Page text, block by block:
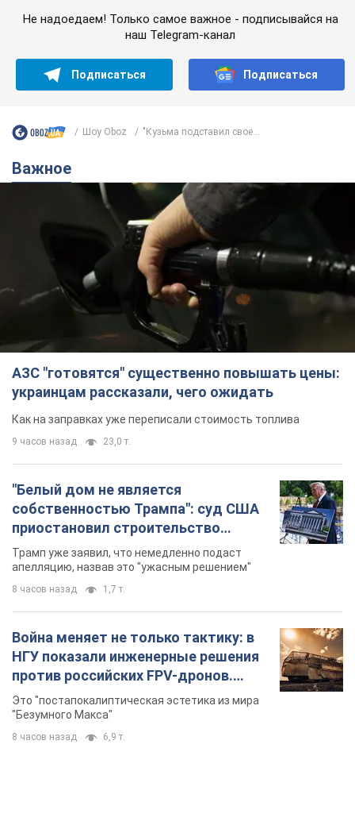
Важное
АЗС "готовятся" существенно повышать цены:
украинцам рассказали, чего ожидать
Как на заправках уже переписали стоимость топлива
9 часов назад
"Белый дом не является
собственностью Трампа": суд США
приостановил строительство
бального зала стоимостью 400 млн
Трамп уже заявил, что немедленно подаст
Война меняет не только тактику: в
НГУ показали инженерные решения
против российских FPV-дронов.
Фото
"Безумного Макса"